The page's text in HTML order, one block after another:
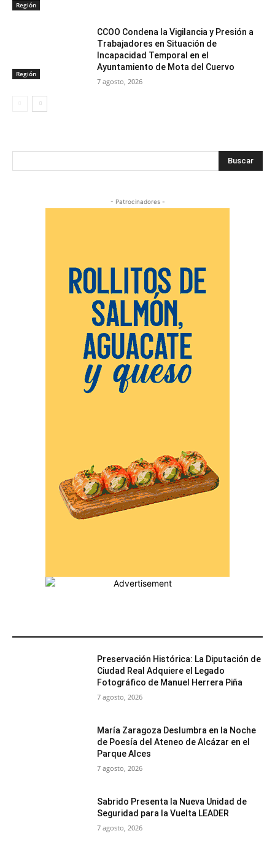
Región
Región
CCOO Condena la Vigilancia y Presión a
Trabajadores en Situación de
Incapacidad Temporal en el
Ayuntamiento de Mota del Cuervo
7 agosto, 2026
Buscar
- Patrocinadores -
Preservación Histórica: La Diputación de
Ciudad Real Adquiere el Legado
Fotográfico de Manuel Herrera Piña
7 agosto, 2026
María Zaragoza Deslumbra en la Noche
de Poesía del Ateneo de Alcázar en el
Parque Alces
7 agosto, 2026
Sabrido Presenta la Nueva Unidad de
Seguridad para la Vuelta LEADER
7 agosto, 2026